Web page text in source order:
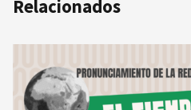
Relacionados